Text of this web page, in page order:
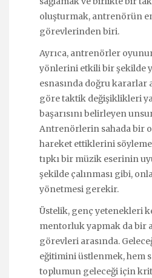
oluşturmak, antrenörün
görevlerinden biri.
Ayrıca, antrenörler
yönlerini etkili bir şekilde
esnasında doğru kararlar
göre taktik değişiklikleri
başarısını belirleyen
Antrenörlerin sahada bir
hareket ettiklerini
tıpkı bir müzik eserinin
şekilde çalınması gibi,
yönetmesi gerekir.
Üstelik, genç yetenekleri
mentorluk yapmak da bir
görevleri arasında.
eğitimini üstlenmek, hem
toplumun geleceği için